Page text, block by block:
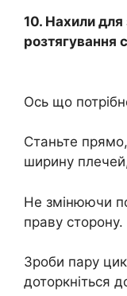
10. Нахили для
розтягування
Ось що
Станьте
ширину
Не змінюючи
праву сторону.
Зроби пару
доторкніться